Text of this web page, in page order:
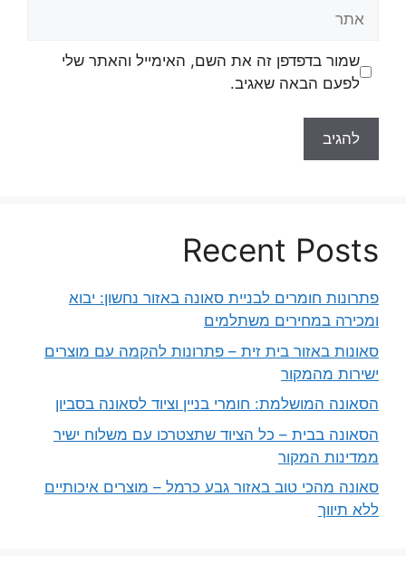
שמור בדפדפן זה את השם, האימייל והאתר שלי
לפעם הבאה שאגיב.
Recent Posts
פתרונות חומרים לבניית סאונה באזור נחשון: יבוא
ומכירה במחירים משתלמים
סאונות באזור בית זית – פתרונות להקמה עם מוצרים
ישירות מהמקור
הסאונה המושלמת: חומרי בניין וציוד לסאונה בסביון
הסאונה בבית – כל הציוד שתצטרכו עם משלוח ישיר
ממדינות המקור
סאונה מהכי טוב באזור גבע כרמל – מוצרים איכותיים
ללא תיווך